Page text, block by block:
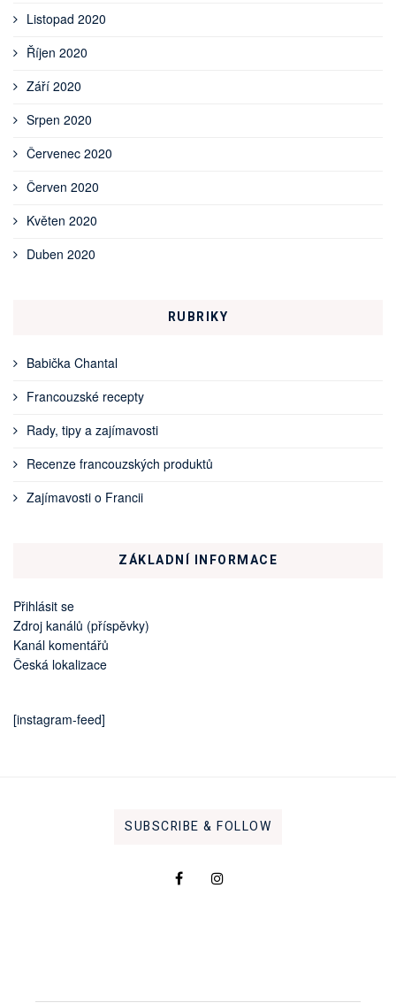
Listopad 2020
Říjen 2020
Září 2020
Srpen 2020
Červenec 2020
Červen 2020
Květen 2020
Duben 2020
RUBRIKY
Babička Chantal
Francouzské recepty
Rady, tipy a zajímavosti
Recenze francouzských produktů
Zajímavosti o Francii
ZÁKLADNÍ INFORMACE
Přihlásit se
Zdroj kanálů (příspěvky)
Kanál komentářů
Česká lokalizace
[instagram-feed]
SUBSCRIBE & FOLLOW